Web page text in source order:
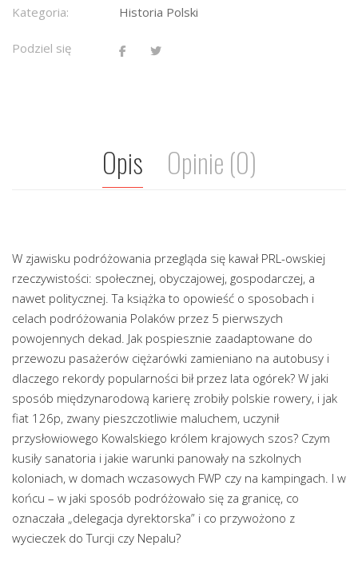
Kategoria: Historia Polski
Podziel się
Opis Opinie (0)
W zjawisku podróżowania przegląda się kawał PRL-owskiej
rzeczywistości: społecznej, obyczajowej, gospodarczej, a
nawet politycznej. Ta książka to opowieść o sposobach i
celach podróżowania Polaków przez 5 pierwszych
powojennych dekad. Jak pospiesznie zaadaptowane do
przewozu pasażerów ciężarówki zamieniano na autobusy i
dlaczego rekordy popularności bił przez lata ogórek? W jaki
sposób międzynarodową karierę zrobiły polskie rowery, i jak
fiat 126p, zwany pieszczotliwie maluchem, uczynił
przysłowiowego Kowalskiego królem krajowych szos? Czym
kusiły sanatoria i jakie warunki panowały na szkolnych
koloniach, w domach wczasowych FWP czy na kampingach. I w
końcu – w jaki sposób podróżowało się za granicę, co
oznaczała „delegacja dyrektorska” i co przywożono z
wycieczek do Turcji czy Nepalu?